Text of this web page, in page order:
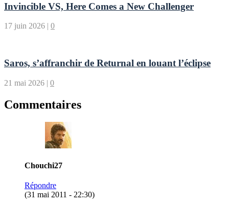
Invincible VS, Here Comes a New Challenger
17 juin 2026 | 0
Saros, s’affranchir de Returnal en louant l’éclipse
21 mai 2026 | 0
Commentaires
Chouchi27
Répondre
(31 mai 2011 - 22:30)